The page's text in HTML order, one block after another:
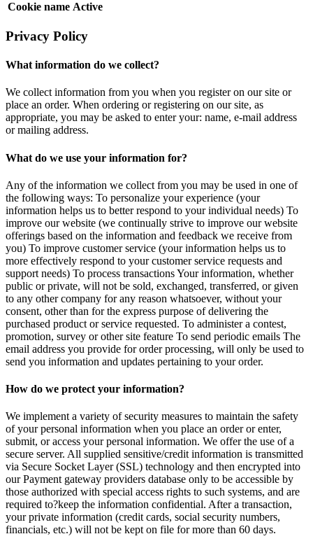
Cookie name Active
Privacy Policy
What information do we collect?
We collect information from you when you register on our site or
place an order. When ordering or registering on our site, as
appropriate, you may be asked to enter your: name, e-mail address
or mailing address.
What do we use your information for?
Any of the information we collect from you may be used in one of
the following ways: To personalize your experience (your
information helps us to better respond to your individual needs) To
improve our website (we continually strive to improve our website
offerings based on the information and feedback we receive from
you) To improve customer service (your information helps us to
more effectively respond to your customer service requests and
support needs) To process transactions Your information, whether
public or private, will not be sold, exchanged, transferred, or given
to any other company for any reason whatsoever, without your
consent, other than for the express purpose of delivering the
purchased product or service requested. To administer a contest,
promotion, survey or other site feature To send periodic emails The
email address you provide for order processing, will only be used to
send you information and updates pertaining to your order.
How do we protect your information?
We implement a variety of security measures to maintain the safety
of your personal information when you place an order or enter,
submit, or access your personal information. We offer the use of a
secure server. All supplied sensitive/credit information is transmitted
via Secure Socket Layer (SSL) technology and then encrypted into
our Payment gateway providers database only to be accessible by
those authorized with special access rights to such systems, and are
required to?keep the information confidential. After a transaction,
your private information (credit cards, social security numbers,
financials, etc.) will not be kept on file for more than 60 days.